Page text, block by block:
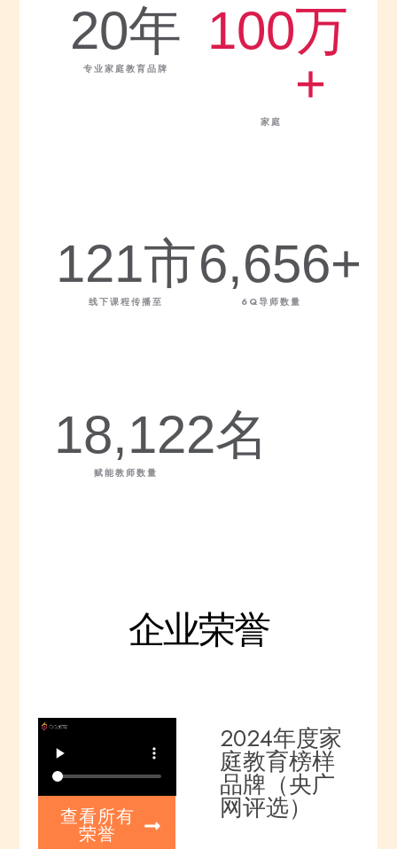
专业家庭教育品牌
20年
家庭
100万
+
线下课程传播至
121市
6Q导师数量
6,656+
赋能教师数量
18,122名
企业荣誉
查看所有
荣誉
2024年度家
庭教育榜样
品牌（央广
网评选）